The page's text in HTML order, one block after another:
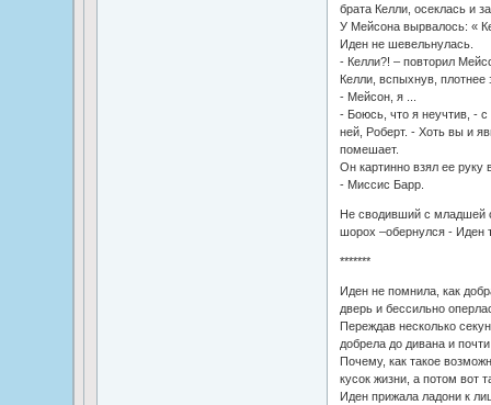
брата Келли, осеклась и
У Мейсона вырвалось: «
Иден не шевельнулась.
- Келли?! – повторил
Келли, вспыхнув, плотнее
- Мейсон, я ...
- Боюсь, что я неучтив, -
ней, Роберт. - Хоть вы и
помешает.
Он картинно взял ее руку
- Миссис Барр.
Не сводивший с младшей
шорох –обернулся - Иден
*******
Иден не помнила, как
дверь и бессильно
Переждав несколько
добрела до дивана и
Почему, как такое
кусок жизни, а потом вот
Иден прижала ладони к